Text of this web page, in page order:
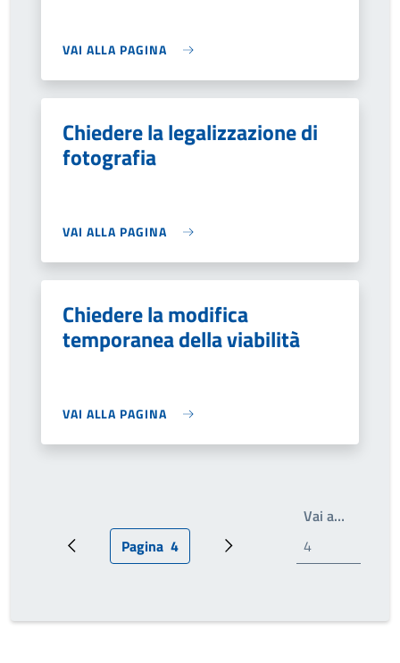
VAI ALLA PAGINA
Chiedere la legalizzazione di
fotografia
VAI ALLA PAGINA
Chiedere la modifica
temporanea della viabilità
VAI ALLA PAGINA
Pagina precedentePagina attuale
Pagina 4 Pagina successiva
Vai a…